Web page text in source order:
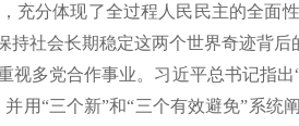
充分体现了全过程人民民主的全面
社会长期稳定这两个世界奇迹背后
视多党合作事业。习近平总书记指
用“三个新”和“三个有效避免”系